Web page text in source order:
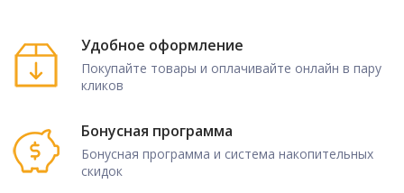
Удобное оформление
Покупайте товары и оплачивайте онлайн в пару
кликов
Бонусная программа
Бонусная программа и система накопительных
скидок